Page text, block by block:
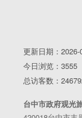
更新日期：2026-
今日浏览：3555
总访客数：
台中市政府观光